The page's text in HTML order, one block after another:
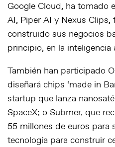
Google Cloud, ha tomado
AI, Piper AI y Nexus
construido sus negocios
principio, en la inteligencia
También han participado
diseñará chips ‘made in
startup que lanza
SpaceX; o Submer, que
55 millones de euros para
tecnología para construir